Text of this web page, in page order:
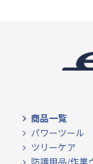
商品一覧
パワーツール
ツリーケア
防護用品/作業